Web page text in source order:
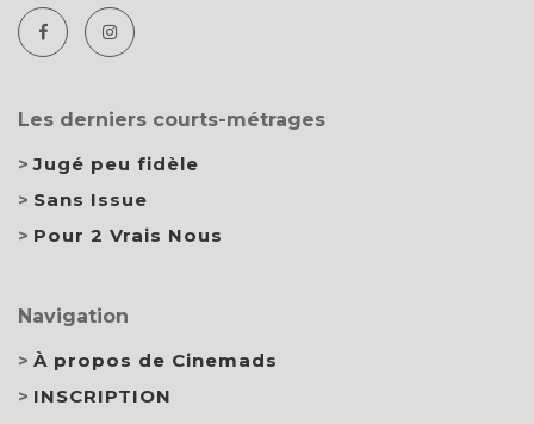
Les derniers courts-métrages
Jugé peu fidèle
Sans Issue
Pour 2 Vrais Nous
Navigation
À propos de Cinemads
INSCRIPTION